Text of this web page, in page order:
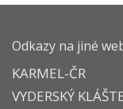
Odkazy na jiné
KARMEL-ČR
VYDERSKÝ